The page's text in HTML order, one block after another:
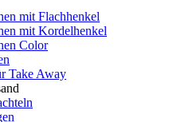
mit Flachhenkel
mit Kordelhenkel
Color
Take Away